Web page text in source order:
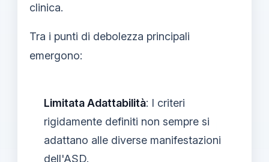
clinica.
Tra i punti di debolezza principali
emergono:
Limitata Adattabilità: I criteri
rigidamente definiti non sempre si
adattano alle diverse manifestazioni
dell'ASD.